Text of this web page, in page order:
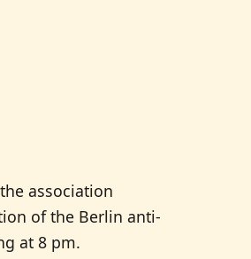
association
of the Berlin anti-
at 8 pm.